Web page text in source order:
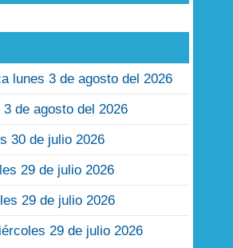
lunes 3 de agosto del 2026
de agosto del 2026
30 de julio 2026
29 de julio 2026
29 de julio 2026
29 de julio 2026